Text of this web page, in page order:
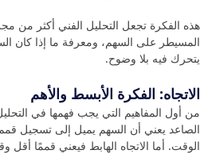
هذه الفكرة تجعل التحليل الفني أكثر من
المسيطر على السهم، ومعرفة ما إذا كان
يتحرك فيه بلا وضوح.
الاتجاه: الفكرة الأبسط والأهم
من أول المفاهيم التي يجب فهمها في
الصاعد يعني أن السهم يميل إلى تسجيل
الوقت. أما الاتجاه الهابط فيعني قممًا أقل